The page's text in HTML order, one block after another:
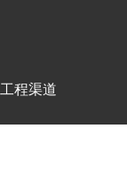
工程渠道